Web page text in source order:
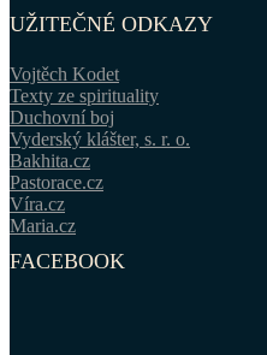
UŽITEČNÉ ODKAZY
Vojtěch Kodet
Texty ze spirituality
Duchovní boj
Vyderský klášter, s. r. o.
Bakhita.cz
Pastorace.cz
Víra.cz
Maria.cz
FACEBOOK